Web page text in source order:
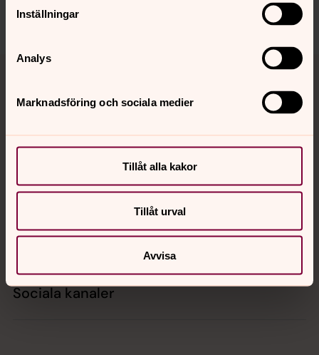
Inställningar
Analys
Marknadsföring och sociala medier
Tillåt alla kakor
Tillåt urval
Avvisa
Tillbaka till toppen
Tillbaka till innehållet
Kontakt
Kalender
Hitta snabbt
Sociala kanaler